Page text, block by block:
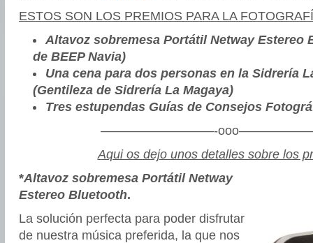
ESTOS SON LOS PREMIOS PARA LA
Altavoz sobremesa Portátil Netway Estereo
de BEEP Navia)
Una cena para dos personas en la Sidrería
(Gentileza de Sidrería La Magaya)
Tres estupendas Guías de Consejos
—————————-
Aqui os dejo unos detalles sobre los
*Altavoz sobremesa Portátil Netway
Estereo Bluetooth.
La solución perfecta para poder disfrutar
de nuestra música preferida, la que nos